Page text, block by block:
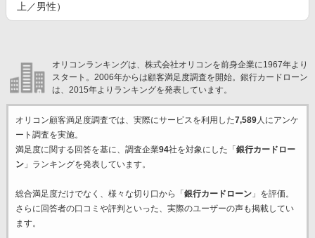
上／男性）
オリコンランキングは、株式会社オリコンを前身企業に1967年より
スタート。2006年からは顧客満足度調査を開始。銀行カードローン
は、2015年よりランキングを発表しています。
オリコン顧客満足度調査では、実際にサービスを利用した7,589人にアンケ
ート調査を実施。
満足度に関する回答を基に、調査企業94社を対象にした「 銀行カードロー
ン」ランキングを発表しています。
総合満足度だけでなく、様々な切り口から「 銀行カードローン」を評価。
さらに回答者の口コミや評判といった、実際のユーザーの声も掲載してい
ます。